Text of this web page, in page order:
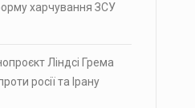
харчування ЗСУ
Ліндсі Грема
росії та Ірану